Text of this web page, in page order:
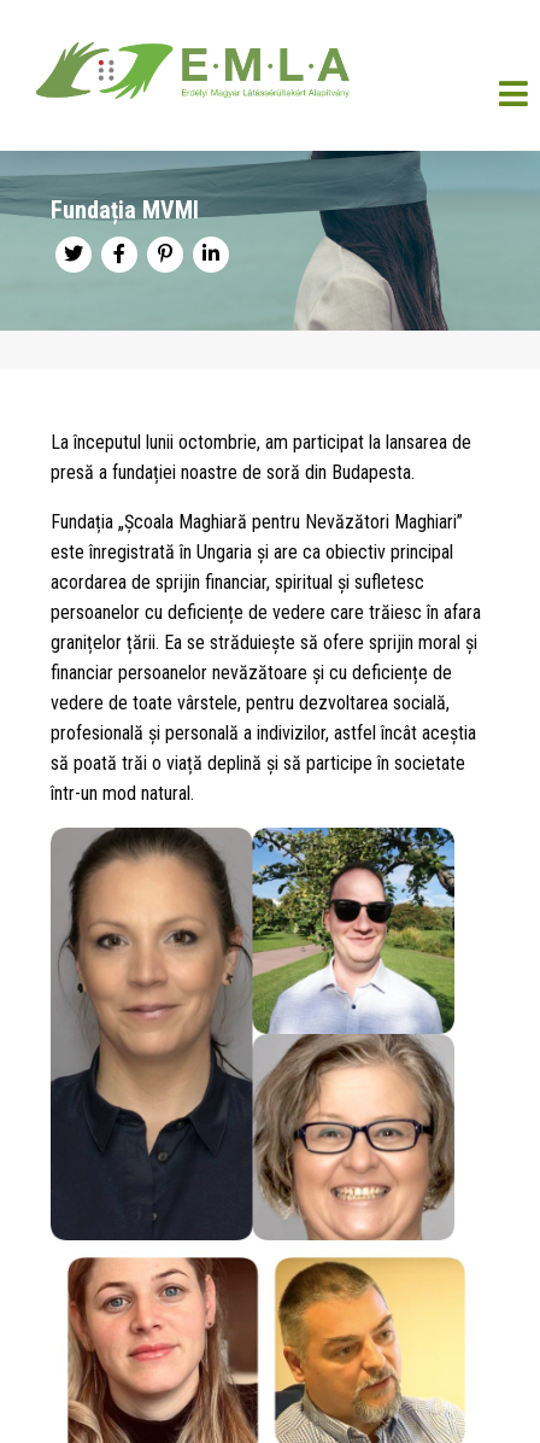
Fundația MVMI
La începutul lunii octombrie, am participat la lansarea de
presă a fundației noastre de soră din Budapesta.
Fundația „Școala Maghiară pentru Nevăzători Maghiari”
este înregistrată în Ungaria și are ca obiectiv principal
acordarea de sprijin financiar, spiritual și sufletesc
persoanelor cu deficiențe de vedere care trăiesc în afara
granițelor țării. Ea se străduiește să ofere sprijin moral și
financiar persoanelor nevăzătoare și cu deficiențe de
vedere de toate vârstele, pentru dezvoltarea socială,
profesională și personală a indivizilor, astfel încât aceștia
să poată trăi o viață deplină și să participe în societate
într-un mod natural.